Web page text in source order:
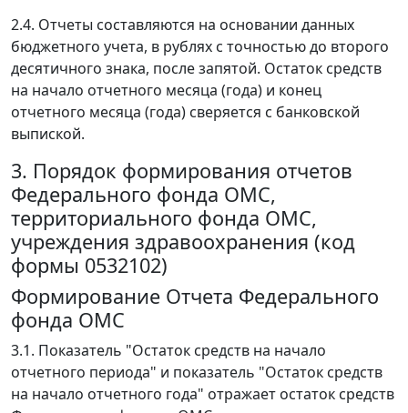
2.4. Отчеты составляются на основании данных
бюджетного учета, в рублях с точностью до второго
десятичного знака, после запятой. Остаток средств
на начало отчетного месяца (года) и конец
отчетного месяца (года) сверяется с банковской
выпиской.
3. Порядок формирования отчетов
Федерального фонда ОМС,
территориального фонда ОМС,
учреждения здравоохранения (код
формы 0532102)
Формирование Отчета Федерального
фонда ОМС
3.1. Показатель "Остаток средств на начало
отчетного периода" и показатель "Остаток средств
на начало отчетного года" отражает остаток средств